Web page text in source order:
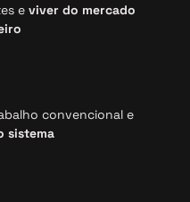
e viver do mercado
convencional e
sistema